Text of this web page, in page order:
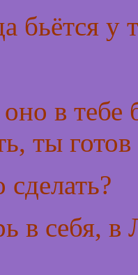
бьётся у
в
ты
в себя,